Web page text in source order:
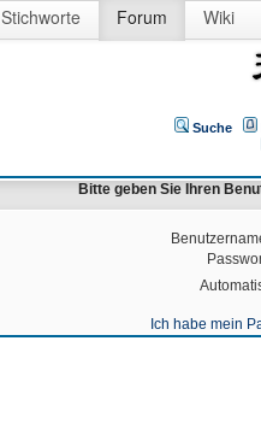
Stichworte Forum Wiki
Suche
Bitte geben Sie Ihren
Ich habe mein